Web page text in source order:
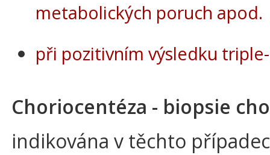
metabolických poruch apod.
při pozitivním výsledku
Choriocentéza - biopsie
indikována v těchto